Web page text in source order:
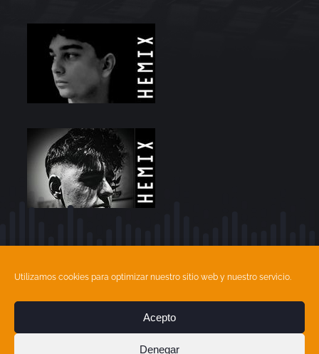
Utilizamos cookies para optimizar nuestro sitio web y nuestro servicio.
Acepto
Denegar
| M:615 89 08 34
info@academiafonica.com